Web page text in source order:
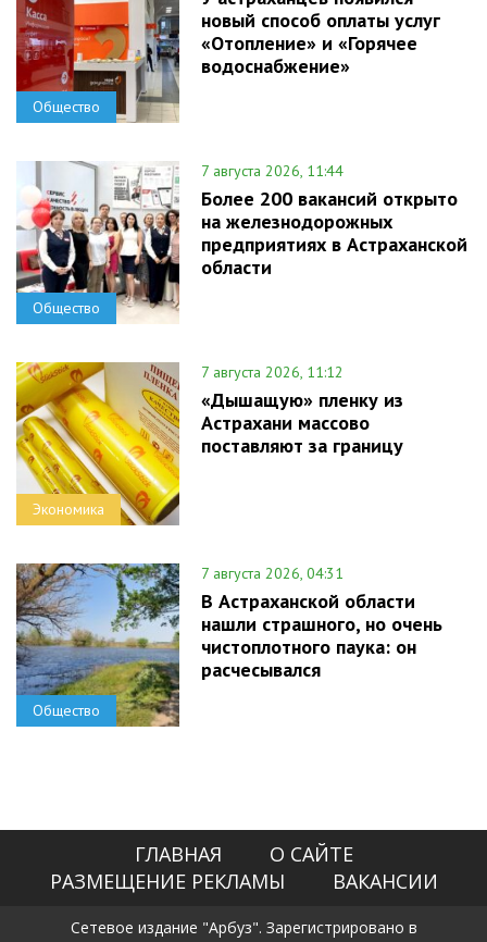
Общество
новый способ оплаты услуг
«Отопление» и «Горячее
водоснабжение»
Общество
7 августа 2026, 11:44
Более 200 вакансий открыто
на железнодорожных
предприятиях в Астраханской
области
Экономика
7 августа 2026, 11:12
«Дышащую» пленку из
Астрахани массово
поставляют за границу
Общество
7 августа 2026, 04:31
В Астраханской области
нашли страшного, но очень
чистоплотного паука: он
расчесывался
ГЛАВНАЯ
О САЙТЕ
РАЗМЕЩЕНИЕ РЕКЛАМЫ
ВАКАНСИИ
Сетевое издание "Арбуз". Зарегистрировано в